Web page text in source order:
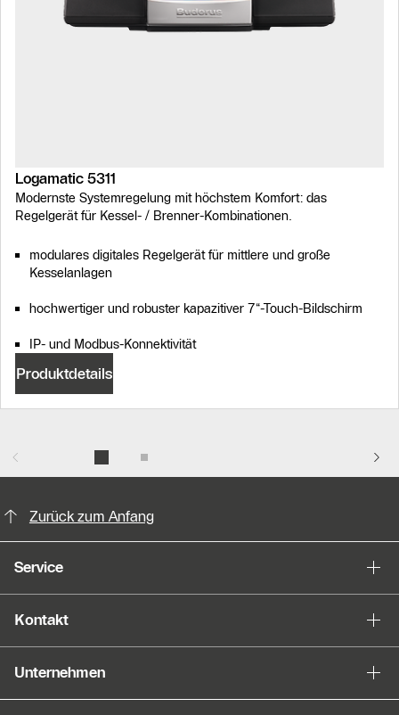
Logamatic 5311
Modernste Systemregelung mit höchstem Komfort: das
Regelgerät für Kessel- / Brenner-Kombinationen.
modulares digitales Regelgerät für mittlere und große
Kesselanlagen
hochwertiger und robuster kapazitiver 7“-Touch-Bildschirm
IP- und Modbus-Konnektivität
Produktdetails
Zurück zum Anfang
Service
Kontakt
Unternehmen